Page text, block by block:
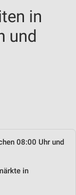
in
und
08:00 Uhr und
in